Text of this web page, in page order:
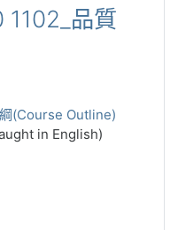
品質
(Course Outline)
in English)